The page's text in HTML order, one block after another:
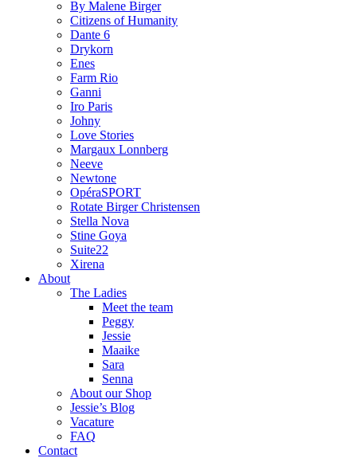
By Malene Birger
Citizens of Humanity
Dante 6
Drykorn
Enes
Farm Rio
Ganni
Iro Paris
Johny
Love Stories
Margaux Lonnberg
Neeve
Newtone
OpéraSPORT
Rotate Birger Christensen
Stella Nova
Stine Goya
Suite22
Xirena
About
The Ladies
Meet the team
Peggy
Jessie
Maaike
Sara
Senna
About our Shop
Jessie’s Blog
Vacature
FAQ
Contact